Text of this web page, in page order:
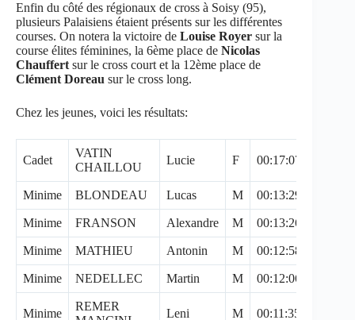
Enfin du côté des régionaux de cross à Soisy (95),
plusieurs Palaisiens étaient présents sur les différentes
courses. On notera la victoire de Louise Royer sur la
course élites féminines, la 6ème place de Nicolas
Chauffert sur le cross court et la 12ème place de
Clément Doreau sur le cross long.
Chez les jeunes, voici les résultats:
Cadet
VATIN
CHAILLOU
Lucie F 00:17:07
Minime BLONDEAU Lucas M 00:13:29
Minime FRANSON Alexandre M 00:13:26
Minime MATHIEU Antonin M 00:12:58
Minime NEDELLEC Martin M 00:12:06
Minime
REMER
Leni M 00:11:35